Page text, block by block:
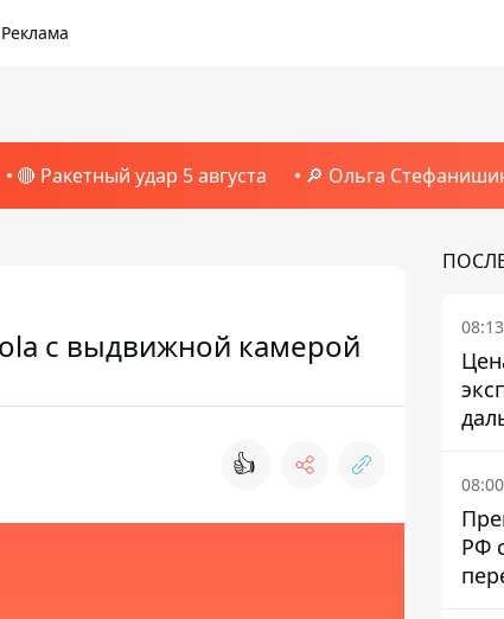
Реклама
🔴 Ракетный удар 5 августа 🔎 Ольга
с выдвижной камерой
👍
08:13
08:00
РФ